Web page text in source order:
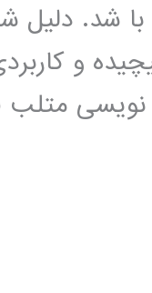
شد. دلیل
و
نویسی